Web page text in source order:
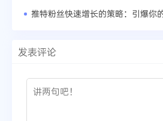
推特粉丝快速增长的策略：引爆你
发表评论